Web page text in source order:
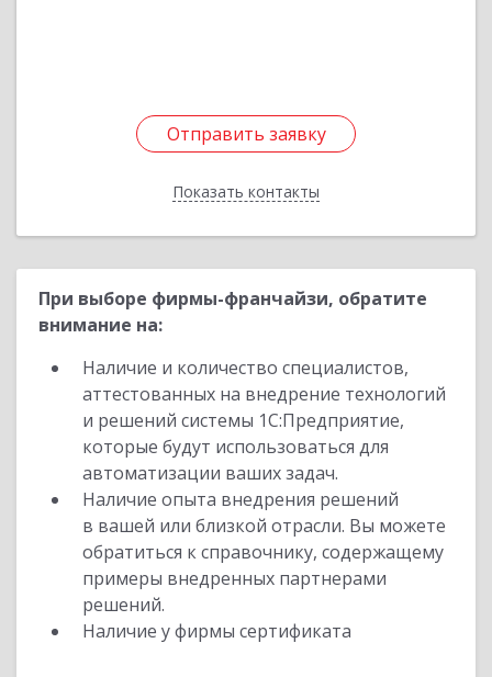
Отправить заявку
Показать контакты
Отправить заявку
Назад
При выборе фирмы-франчайзи, обратите
внимание на:
Наличие и количество специалистов,
аттестованных на внедрение технологий
и решений системы 1С:Предприятие,
которые будут использоваться для
автоматизации ваших задач.
Наличие опыта внедрения решений
в вашей или близкой отрасли. Вы можете
обратиться к справочнику, содержащему
примеры внедренных партнерами
решений.
Наличие у фирмы сертификата